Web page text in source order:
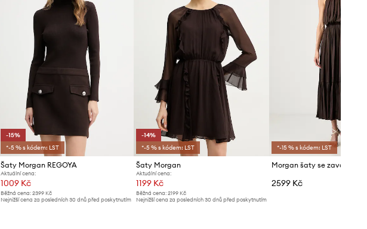
-15%
*-5 % s kódem: LST
Šaty Morgan REGOYA
Aktuální cena:
1009 Kč
Běžná cena: 2399 Kč
Nejnižší cena za posledních 30 dnů před poskytnutím
-14%
*-5 % s kódem: LST
Šaty Morgan
Aktuální cena:
1199 Kč
Běžná cena:2199 Kč
Nejnižší cena za posledních 30 dnů před poskytnutím
*-15 % s kódem: LST
2599 Kč